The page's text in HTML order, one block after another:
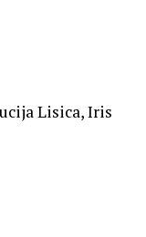
Lisica, Iris